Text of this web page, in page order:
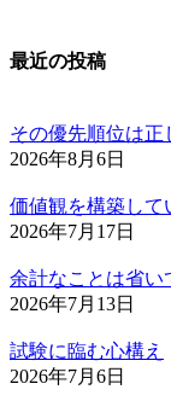
最近の投稿
その優先順位は正
2026年8月6日
価値観を構築して
2026年7月17日
余計なことは省い
2026年7月13日
試験に臨む心構え
2026年7月6日